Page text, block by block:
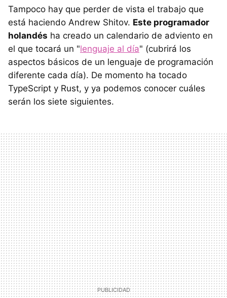
Tampoco hay que perder de vista el trabajo que
está haciendo Andrew Shitov. Este programador
holandés ha creado un calendario de adviento en
el que tocará un "lenguaje al día" (cubrirá los
aspectos básicos de un lenguaje de programación
diferente cada día). De momento ha tocado
TypeScript y Rust, y ya podemos conocer cuáles
serán los siete siguientes.